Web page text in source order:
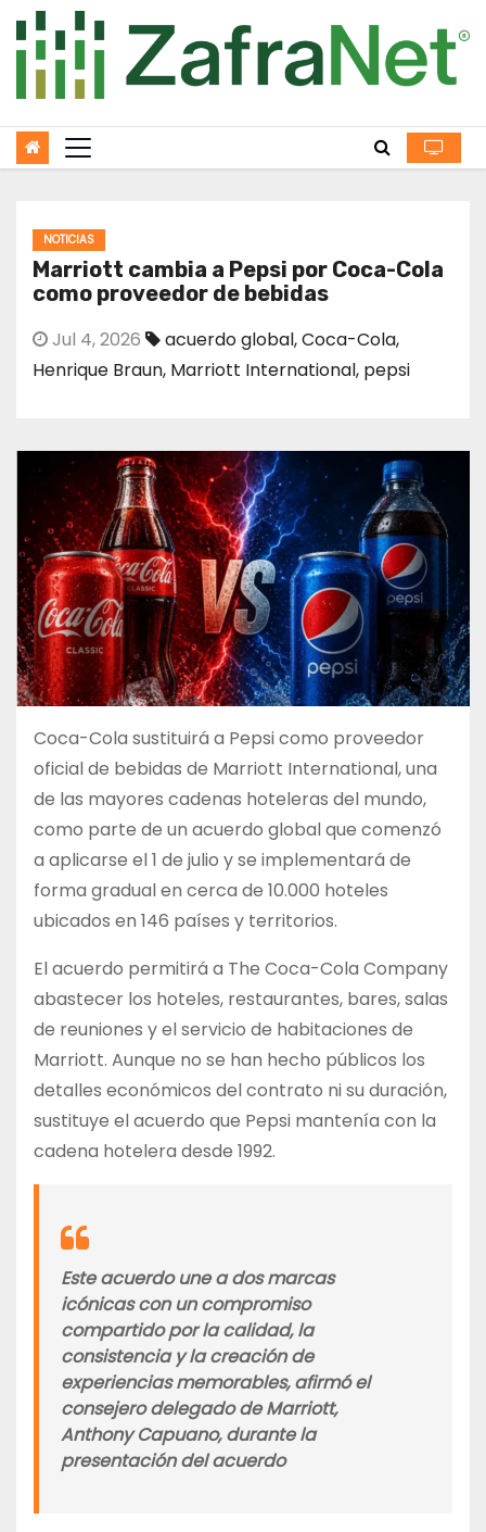
to
content
NOTICIAS
Marriott cambia a Pepsi por Coca-Cola
como proveedor de bebidas
Jul 4, 2026 acuerdo global,Coca-Cola,
Henrique Braun, Marriott International, pepsi
Coca-Cola sustituirá a Pepsi como proveedor
oficial de bebidas de Marriott International, una
de las mayores cadenas hoteleras del mundo,
como parte de un acuerdo global que comenzó
a aplicarse el 1 de julio y se implementará de
forma gradual en cerca de 10.000 hoteles
ubicados en 146 países y territorios.
El acuerdo permitirá a The Coca-Cola Company
abastecer los hoteles, restaurantes, bares, salas
de reuniones y el servicio de habitaciones de
Marriott. Aunque no se han hecho públicos los
detalles económicos del contrato ni su duración,
sustituye el acuerdo que Pepsi mantenía con la
cadena hotelera desde 1992.
Este acuerdo une a dos marcas
icónicas con un compromiso
compartido por la calidad, la
consistencia y la creación de
experiencias memorables, afirmó el
consejero delegado de Marriott,
Anthony Capuano, durante la
presentación del acuerdo